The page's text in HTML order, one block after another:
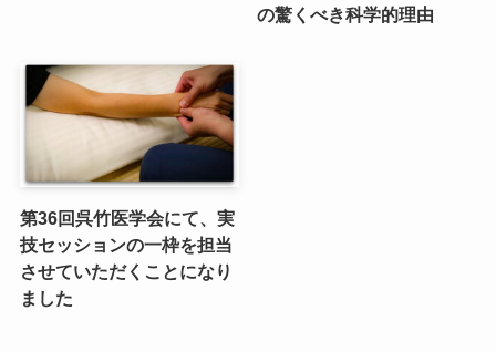
の驚くべき科学的理由
第36回呉竹医学会にて、実
技セッションの一枠を担当
させていただくことになり
ました